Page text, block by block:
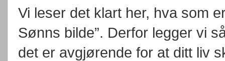
Vi leser det klart her, hva som
Sønns bilde”. Derfor legger vi
det er avgjørende for at ditt liv